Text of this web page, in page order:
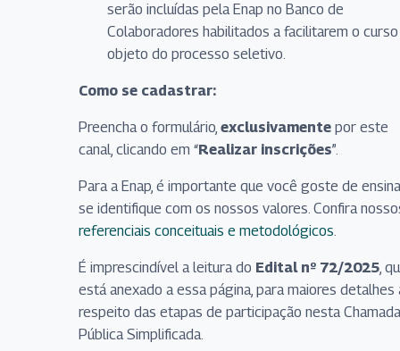
serão incluídas pela Enap no Banco de
Colaboradores habilitados a facilitarem o curso
objeto do processo seletivo.
Como se cadastrar:
Preencha o formulário, exclusivamente por este
canal, clicando em “Realizar inscrições”.
Para a Enap, é importante que você goste de
se identifique com os nossos valores. Confira
referenciais conceituais e metodológicos.
É imprescindível a leitura do Edital nº 72/2025,
está anexado a essa página, para maiores detalhes
respeito das etapas de participação nesta Chamada
Pública Simplificada.